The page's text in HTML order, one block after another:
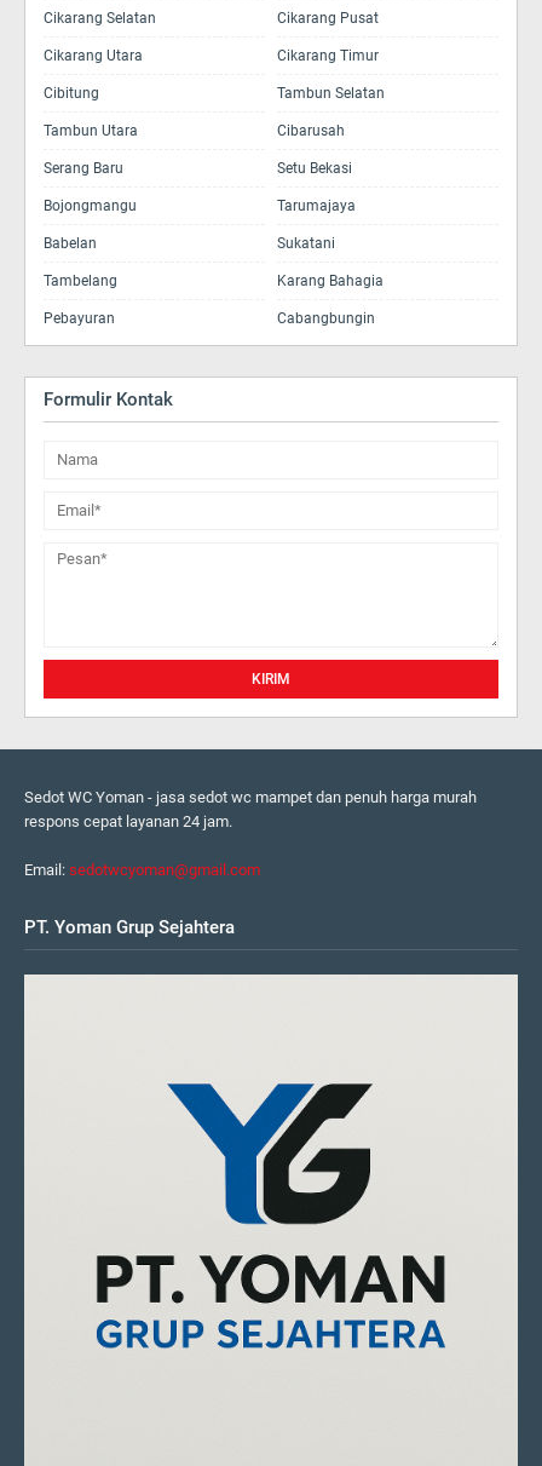
Cikarang Selatan Cikarang Pusat
Cikarang Utara Cikarang Timur
Cibitung Tambun Selatan
Tambun Utara Cibarusah
Serang Baru Setu Bekasi
Bojongmangu Tarumajaya
Babelan Sukatani
Tambelang Karang Bahagia
Pebayuran Cabangbungin
Formulir Kontak
Sedot WC Yoman - jasa sedot wc mampet dan penuh harga murah
respons cepat layanan 24 jam.
Email: sedotwcyoman@gmail.com
PT. Yoman Grup Sejahtera